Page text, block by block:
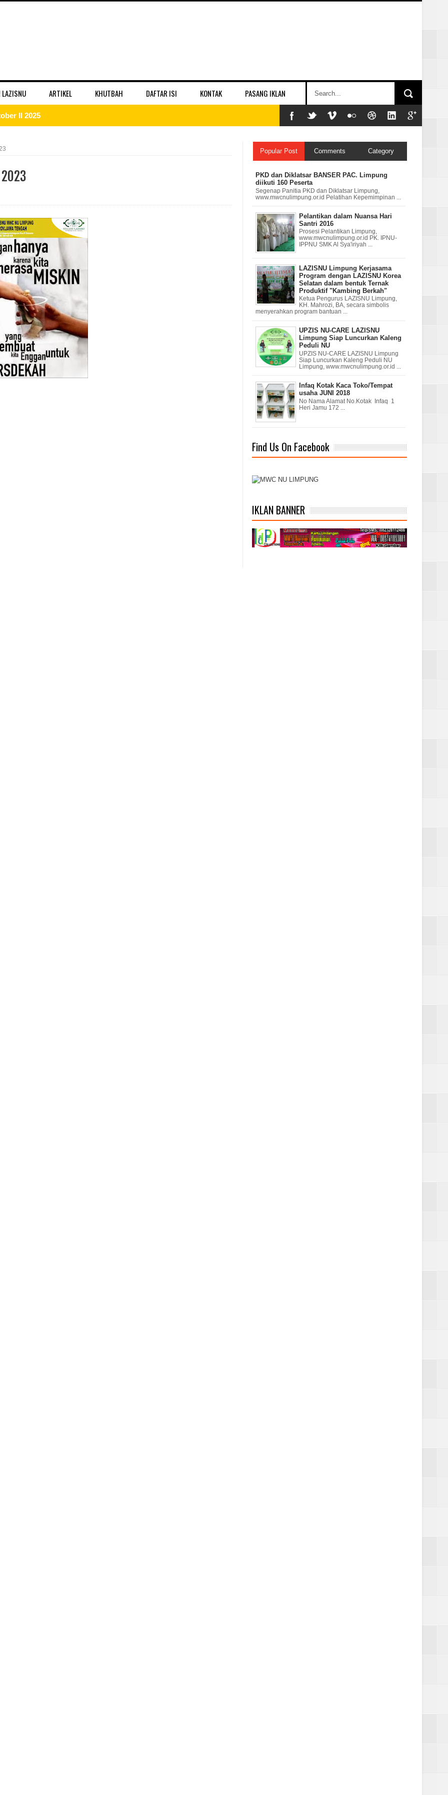
LAZISNU ARTIKEL KHUTBAH DAFTAR ISI KONTAK PASANG IKLAN
II 2025
II 2025
2025
II 2025
II 2025
II 2025
II 2025
II 2025
II 2025
2025
II 2025
II 2025
I 2025
2025
Popular Post Comments Category
PKD dan Diklatsar BANSER PAC. Limpung
diikuti 160 Peserta
Segenap Panitia PKD dan Diklatsar Limpung,
www.mwcnulimpung.or.id Pelatihan Kepemimpinan ...
Pelantikan dalam Nuansa Hari
Santri 2016
Prosesi Pelantikan Limpung,
www.mwcnulimpung.or.id PK. IPNU-
IPPNU SMK Al Sya'iriyah ...
LAZISNU Limpung Kerjasama
Program dengan LAZISNU Korea
Selatan dalam bentuk Ternak
Produktif "Kambing Berkah"
Ketua Pengurus LAZISNU Limpung,
KH. Mahrozi, BA, secara simbolis
menyerahkan program bantuan ...
UPZIS NU-CARE LAZISNU
Limpung Siap Luncurkan Kaleng
Peduli NU
UPZIS NU-CARE LAZISNU Limpung
Siap Luncurkan Kaleng Peduli NU
Limpung, www.mwcnulimpung.or.id ...
Infaq Kotak Kaca Toko/Tempat
usaha JUNI 2018
No Nama Alamat No.Kotak Infaq 1
Heri Jamu 172 ...
Find Us On Facebook
IKLAN BANNER